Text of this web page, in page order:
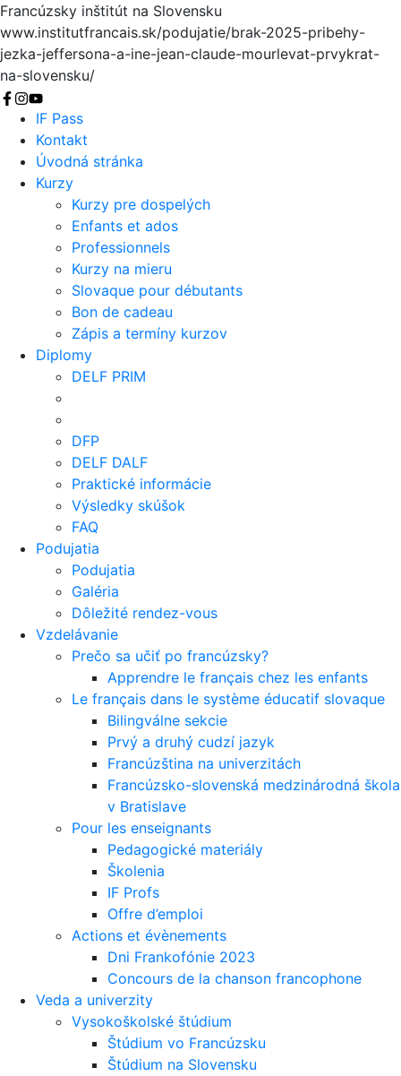
Francúzsky inštitút na Slovensku
www.institutfrancais.sk/podujatie/brak-2025-pribehy-
jezka-jeffersona-a-ine-jean-claude-mourlevat-prvykrat-
na-slovensku/
Vyhľadať
IF Pass
Kontakt
Úvodná stránka
Kurzy
Kurzy pre dospelých
Enfants et ados
Professionnels
Kurzy na mieru
Slovaque pour débutants
Bon de cadeau
Zápis a termíny kurzov
Diplomy
DELF PRIM
DFP
DELF DALF
Praktické informácie
Výsledky skúšok
FAQ
Podujatia
Podujatia
Galéria
Dôležité rendez-vous
Vzdelávanie
Prečo sa učiť po francúzsky?
Apprendre le français chez les enfants
Le français dans le système éducatif slovaque
Bilingválne sekcie
Prvý a druhý cudzí jazyk
Francúzština na univerzitách
Francúzsko-slovenská medzinárodná škola
v Bratislave
Pour les enseignants
Pedagogické materiály
Školenia
IF Profs
Offre d’emploi
Actions et évènements
Dni Frankofónie 2023
Concours de la chanson francophone
Veda a univerzity
Vysokoškolské štúdium
Štúdium vo Francúzsku
Štúdium na Slovensku